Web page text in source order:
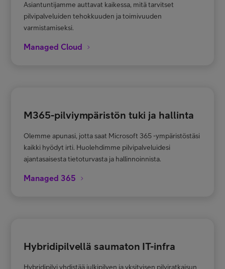
Asiantuntijamme auttavat kaikessa, mitä tarvitset
pilvipalveluiden tehokkuuden ja toimivuuden
varmistamiseksi.
Managed Cloud
M365-pilviympäristön tuki ja hallinta
Olemme apunasi, jotta saat Microsoft 365 -ympäristöstäsi
kaikki hyödyt irti. Huolehdimme pilvipalveluidesi
ajantasaisesta tietoturvasta ja hallinnoinnista.
Managed 365
Hybridipilvellä saumaton IT-infra
Hybridipilvi yhdistää julkipilven ja yksityisen pilviratkaisun